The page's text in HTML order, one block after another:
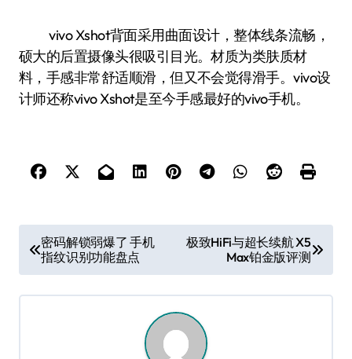
vivo Xshot背面采用曲面设计，整体线条流畅，
硕大的后置摄像头很吸引目光。材质为类肤质材
料，手感非常舒适顺滑，但又不会觉得滑手。vivo设
计师还称vivo Xshot是至今手感最好的vivo手机。
章
导
密码解锁弱爆了 手机
指纹识别功能盘点
极致HiFi与超长续航 X5
Max铂金版评测